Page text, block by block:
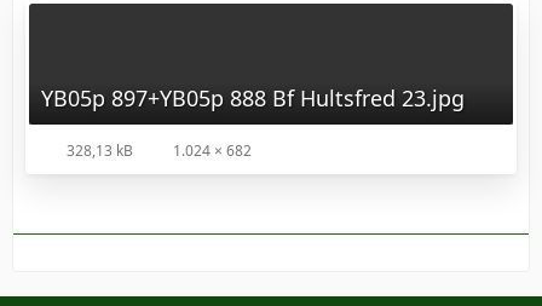
YB05p 897+YB05p 888 Bf Hultsfred 23.jpg
328,13 kB 1.024 × 682